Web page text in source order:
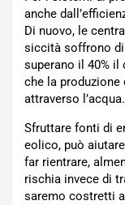
anche
Di nuovo, le
siccità soffrono
superano il 40% il
che la produzione
attraverso l’acqua.
Sfruttare fonti di
eolico, può
far rientrare,
rischia invece di
saremo costretti